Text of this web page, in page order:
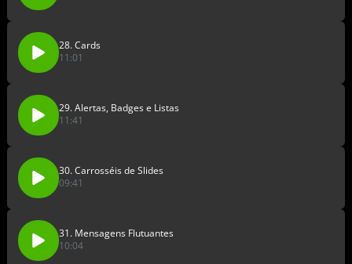
28. Cards
11:01
29. Alertas, Badges e Listas
11:41
30. Carrosséis de Slides
09:41
31. Mensagens Flutuantes
10:04